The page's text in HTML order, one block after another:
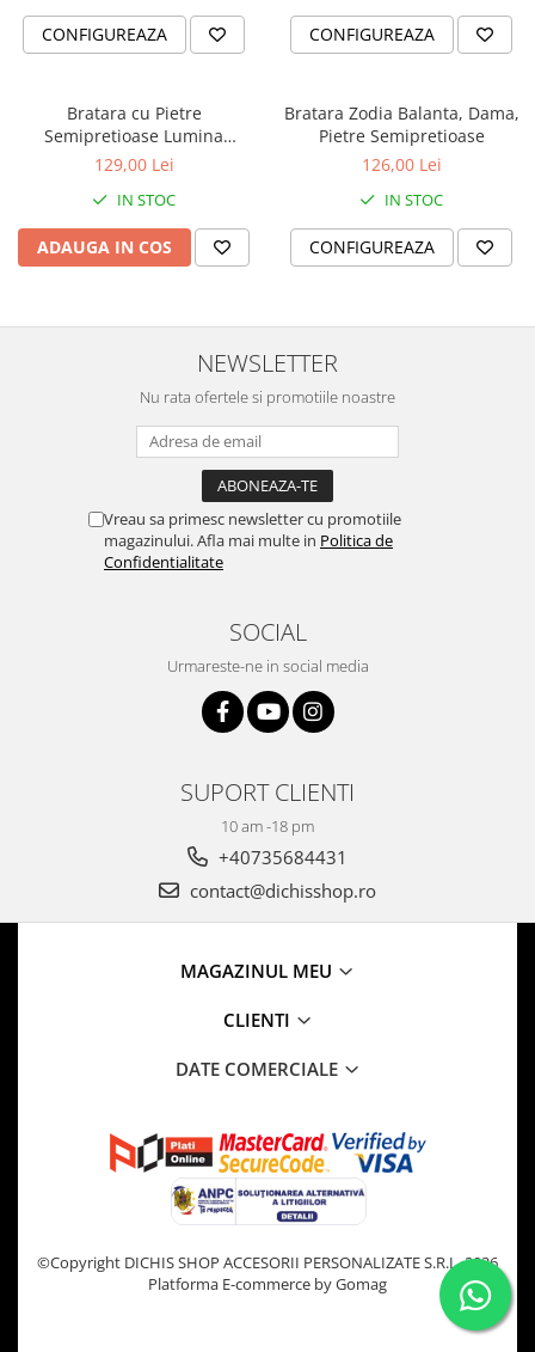
CONFIGUREAZA CONFIGUREAZA
Bratara cu Pietre
Semipretioase Lumina
Sufletului
129,00 Lei
IN STOC
ADAUGA IN COS
Bratara Zodia Balanta, Dama,
Pietre Semipretioase
126,00 Lei
IN STOC
CONFIGUREAZA
NEWSLETTER
Nu rata ofertele si promotiile noastre
Vreau sa primesc newsletter cu promotiile
magazinului. Afla mai multe in Politica de
Confidentialitate
SOCIAL
Urmareste-ne in social media
SUPORT CLIENTI
10 am -18 pm
+40735684431
contact@dichisshop.ro
MAGAZINUL MEU
CLIENTI
DATE COMERCIALE
©Copyright DICHIS SHOP ACCESORII PERSONALIZATE S.R.L. 2026
Platforma E-commerce by Gomag